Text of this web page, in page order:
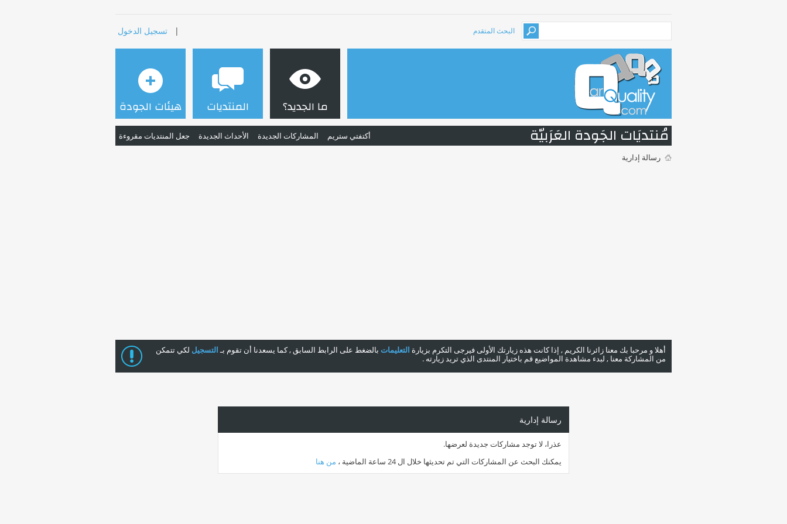
البحث المتقدم | تسجيل الدخول
ما الجديد؟
أكتفتي ستريم المشاركات الجديدة الأحداث الجديدة جعل المنتديات مقروءة
المنتديات هيئات الجودة
مُنتديَات الجَودة العَرَبيّة
رسالة إدارية
أهلا و مرحبا بك معنا زائرنا الكريم , إذا كانت هذه زيارتك الأولى فيرجى التكرم بزيارة التعليمات بالضغط على الرابط السابق , كما يسعدنا أن تقوم بـالتسجيل لكي تتمكن
من المشاركة معنا , لبدء مشاهدة المواضيع قم باختيار المنتدى الذي تريد زيارته .
رسالة إدارية
عذرا، لا توجد مشاركات جديدة لعرضها.
يمكنك البحث عن المشاركات التي تم تحديثها خلال ال 24 ساعة الماضية ،
من هنا